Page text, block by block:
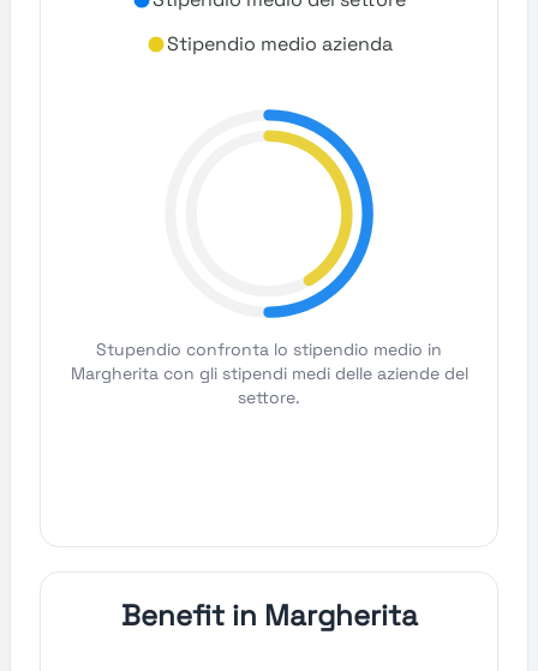
Stipendio medio azienda
Stupendio confronta lo stipendio medio in
Margherita con gli stipendi medi delle aziende del
settore.
Benefit in Margherita